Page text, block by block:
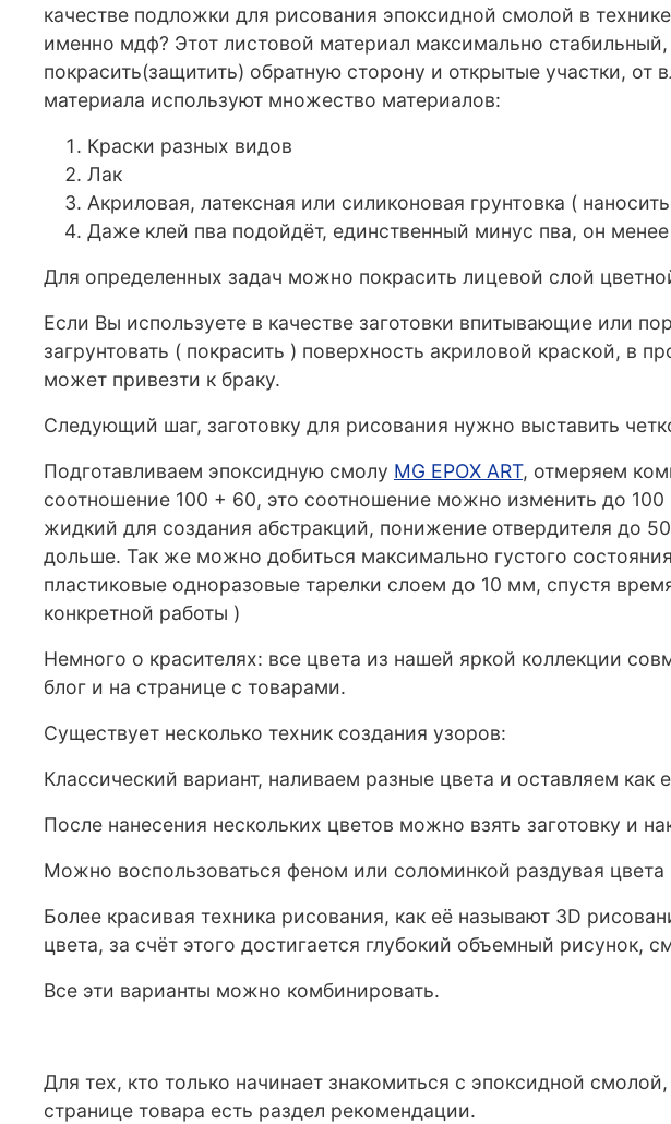
качестве подложки для рисования эпоксидной смолой в
именно мдф? Этот листовой материал максимально
покрасить(защитить) обратную сторону и открытые участки,
материала используют множество материалов:
Краски разных видов
Лак
Акриловая, латексная или силиконовая грунтовка (
Даже клей пва подойдёт, единственный минус пва, он
Для определенных задач можно покрасить лицевой слой
Если Вы используете в качестве заготовки впитывающие или
загрунтовать ( покрасить ) поверхность акриловой краской, в
может привезти к браку.
Следующий шаг, заготовку для рисования нужно выставить
Подготавливаем эпоксидную смолу MG EPOX ART, отмеряем
соотношение 100 + 60, это соотношение можно изменить до
жидкий для создания абстракций, понижение отвердителя до
дольше. Так же можно добиться максимально густого
пластиковые одноразовые тарелки слоем до 10 мм, спустя
конкретной работы )
Немного о красителях: все цвета из нашей яркой коллекции
блог и на странице с товарами.
Существует несколько техник создания узоров:
Классический вариант, наливаем разные цвета и оставляем как
После нанесения нескольких цветов можно взять заготовку и
Можно воспользоваться феном или соломинкой раздувая цвета
Более красивая техника рисования, как её называют 3D
цвета, за счёт этого достигается глубокий объемный рисунок,
Все эти варианты можно комбинировать.
Для тех, кто только начинает знакомиться с эпоксидной
странице товара есть раздел рекомендации.